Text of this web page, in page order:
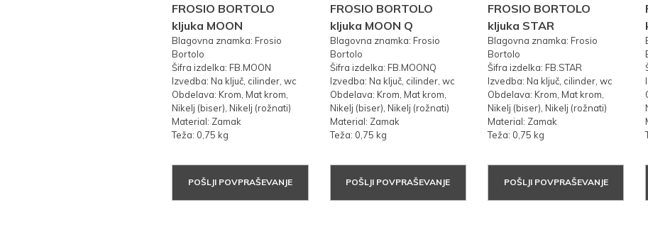
FROSIO BORTOLO
kljuka MOON
Blagovna znamka: Frosio
Bortolo
Šifra izdelka: FB.MOON
Izvedba: Na ključ, cilinder, wc
Obdelava: Krom, Mat krom,
Nikelj (biser), Nikelj (rožnati)
Material: Zamak
Teža: 0,75 kg
POŠLJI POVPRAŠEVANJE
FROSIO BORTOLO
kljuka MOON Q
Blagovna znamka: Frosio
Bortolo
Šifra izdelka: FB.MOONQ
Izvedba: Na ključ, cilinder, wc
Obdelava: Krom, Mat krom,
Nikelj (biser), Nikelj (rožnati)
Material: Zamak
Teža: 0,75 kg
POŠLJI POVPRAŠEVANJE
FROSIO BORTOLO
kljuka STAR
Blagovna znamka: Frosio
Bortolo
Šifra izdelka: FB.STAR
Izvedba: Na ključ, cilinder, wc
Obdelava: Krom, Mat krom,
Nikelj (biser), Nikelj (rožnati)
Material: Zamak
Teža: 0,75 kg
POŠLJI POVPRAŠEVANJE